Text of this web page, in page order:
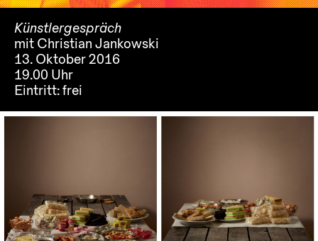
Künstlergespräch
mit Christian Jankowski
13. Oktober 2016
19.00 Uhr
Eintritt:frei